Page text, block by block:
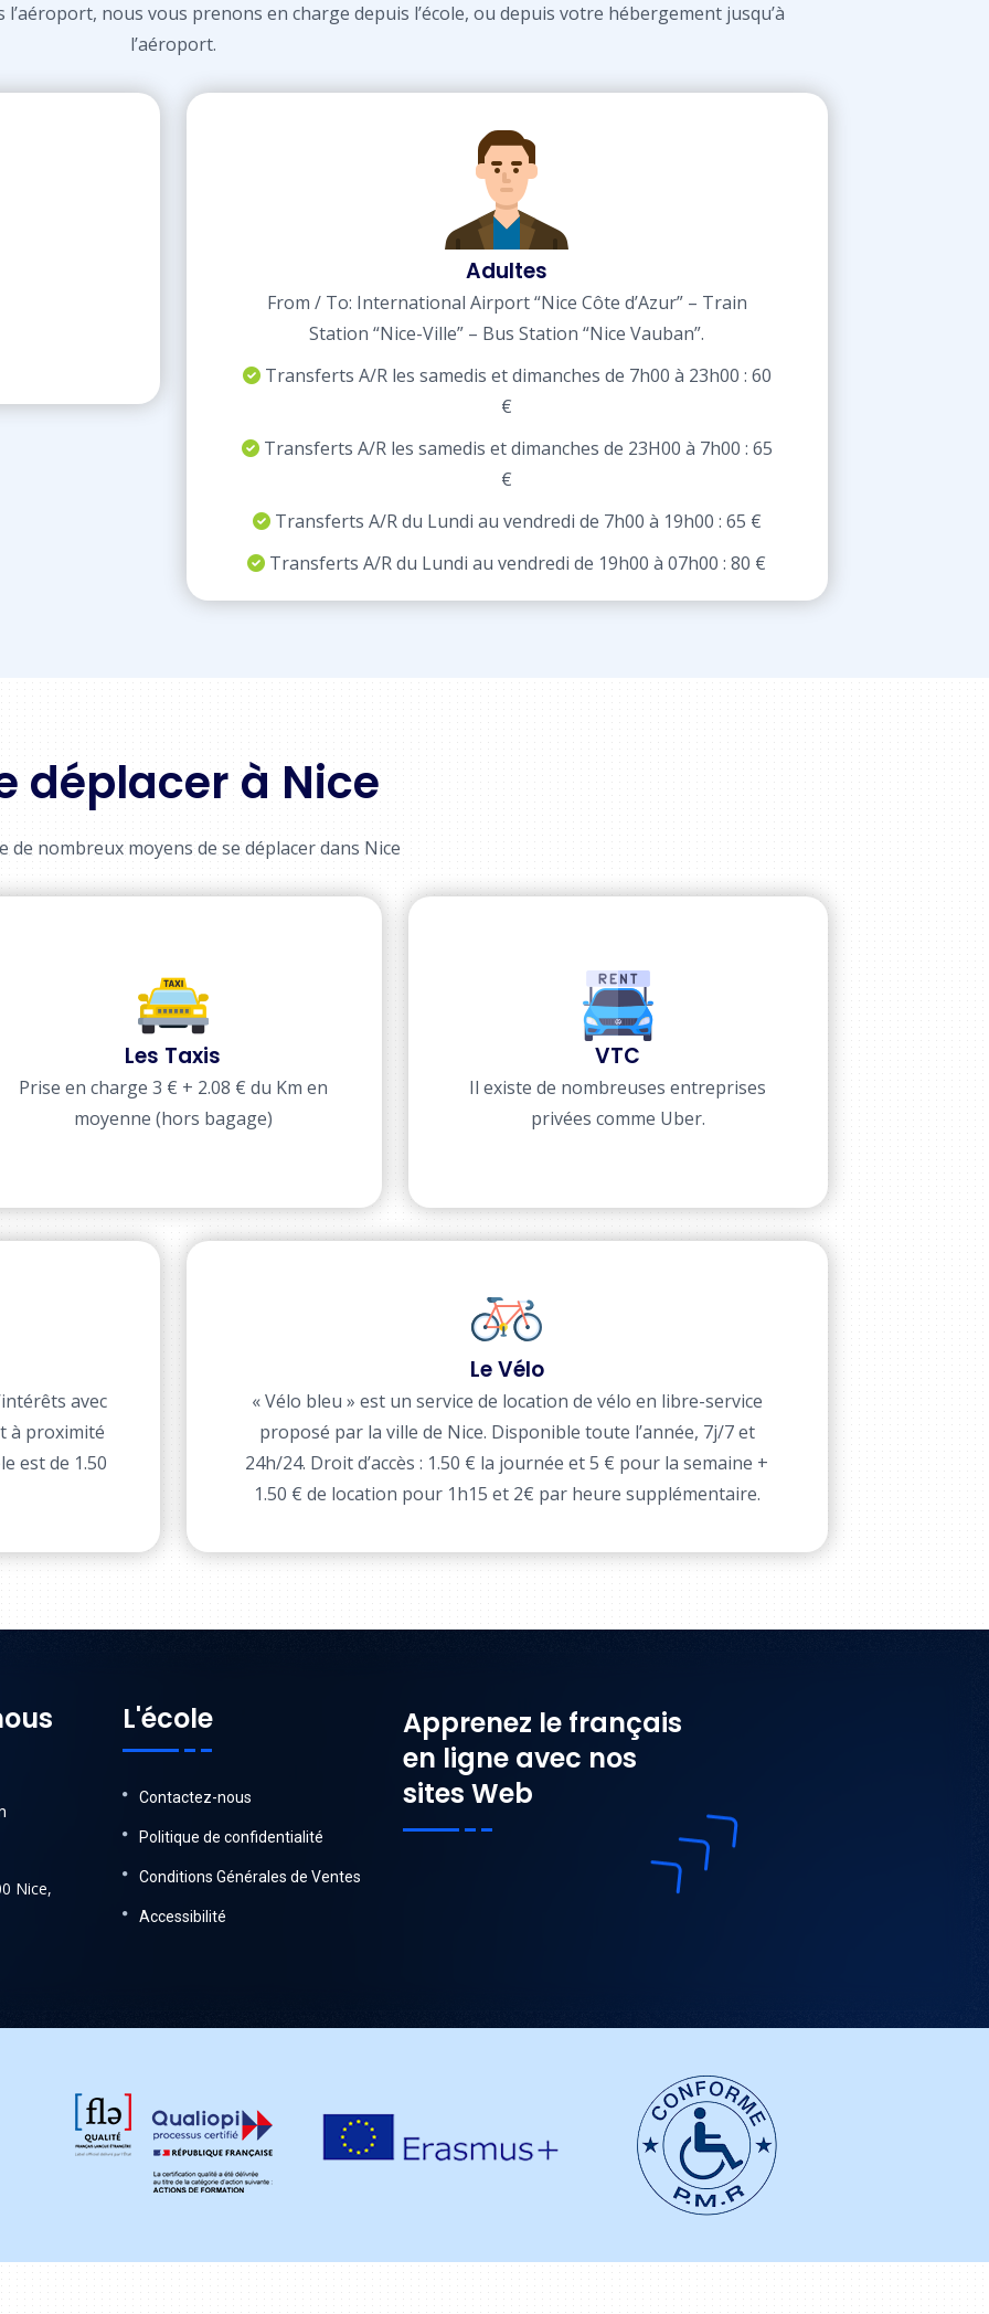
nous vous prenons en charge depuis l’école, ou depuis votre hébergement jusqu’à
l’aéroport.
Adultes
From / To: International Airport “Nice Côte d’Azur” – Train
Station “Nice-Ville” – Bus Station “Nice Vauban”.
Transferts A/R les samedis et dimanches de 7h00 à 23h00 : 60
€
Transferts A/R les samedis et dimanches de 23H00 à 7h00 : 65
€
Transferts A/R du Lundi au vendredi de 7h00 à 19h00 : 65 €
Transferts A/R du Lundi au vendredi de 19h00 à 07h00 : 80 €
déplacer à Nice
de nombreux moyens de se déplacer dans Nice
Les Taxis
Prise en charge 3 € + 2.08 € du Km en
moyenne (hors bagage)
VTC
Il existe de nombreuses entreprises
privées comme Uber.
avec
à proximité
est de 1.50
Le Vélo
« Vélo bleu » est un service de location de vélo en libre-service
proposé par la ville de Nice. Disponible toute l’année, 7j/7 et
24h/24. Droit d’accès : 1.50 € la journée et 5 € pour la semaine +
1.50 € de location pour 1h15 et 2€ par heure supplémentaire.
Nice,
L'école
Contactez-nous
Politique de confidentialité
Conditions Générales de Ventes
Accessibilité
Apprenez le français
en ligne avec nos
sites Web